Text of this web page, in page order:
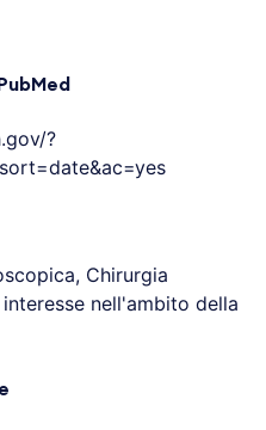
?
Chirurgia
nell'ambito della